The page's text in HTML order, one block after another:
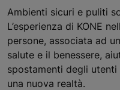
Ambienti sicuri e puliti
L’esperienza di KONE
persone, associata ad
salute e il benessere,
spostamenti degli
una nuova realtà.